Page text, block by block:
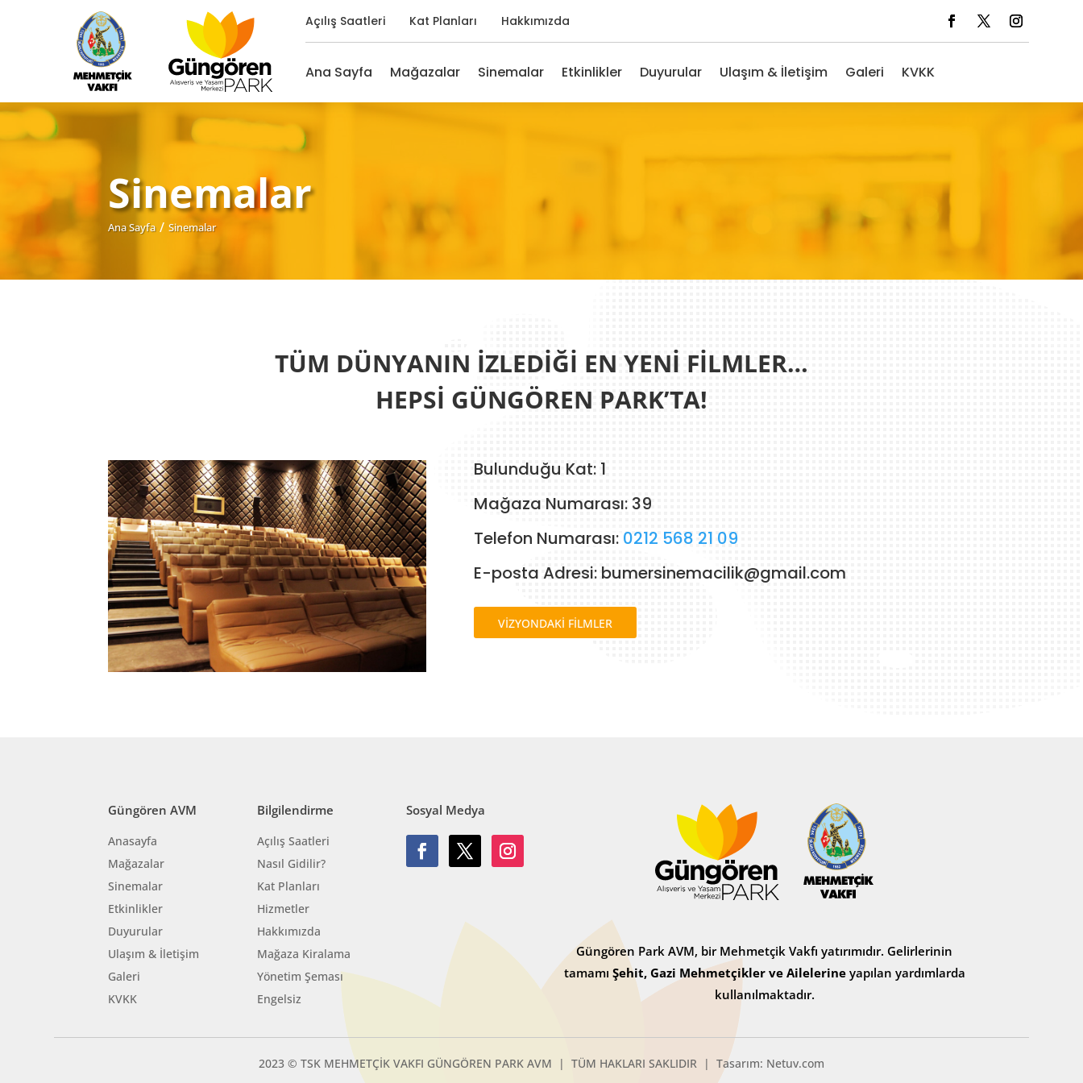
Açılış Saatleri Kat Planları Hakkımızda
Ana Sayfa Mağazalar Sinemalar Etkinlikler Duyurular Ulaşım & İletişim Galeri KVKK
Sinemalar
Ana Sayfa Sinemalar
TÜM DÜNYANIN İZLEDİĞİ EN YENİ FİLMLER…
HEPSİ GÜNGÖREN PARK’TA!
Bulunduğu Kat: 1
Mağaza Numarası: 39
Telefon Numarası: 0212 568 21 09
E-posta Adresi: bumersinemacilik@gmail.com
VİZYONDAKİ FİLMLER
Güngören AVM
Anasayfa
Mağazalar
Sinemalar
Etkinlikler
Duyurular
Ulaşım & İletişim
Galeri
KVKK
Bilgilendirme
Açılış Saatleri
Nasıl Gidilir?
Kat Planları
Hizmetler
Hakkımızda
Mağaza Kiralama
Yönetim Şeması
Engelsiz
Sosyal Medya
Güngören Park AVM, bir Mehmetçik Vakfı yatırımıdır. Gelirlerinin
tamamı Şehit, Gazi Mehmetçikler ve Ailelerineyapılan yardımlarda
kullanılmaktadır.
2023 © TSK MEHMETÇİK VAKFI GÜNGÖREN PARK AVM | TÜM HAKLARI SAKLIDIR | Tasarım: Netuv.com